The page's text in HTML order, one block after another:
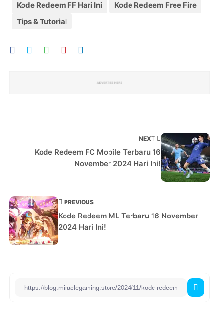
Kode Redeem FF Hari Ini
Kode Redeem Free Fire
Tips & Tutorial
NEXT
Kode Redeem FC Mobile Terbaru 16
November 2024 Hari Ini!
PREVIOUS
Kode Redeem ML Terbaru 16 November
2024 Hari Ini!